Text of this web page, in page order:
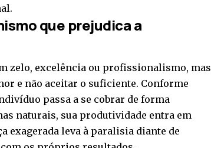
que prejudica a
zelo, excelência ou profissionalismo, mas
e não aceitar o suficiente. Conforme
passa a se cobrar de forma
naturais, sua produtividade entra em
exagerada leva à paralisia diante de